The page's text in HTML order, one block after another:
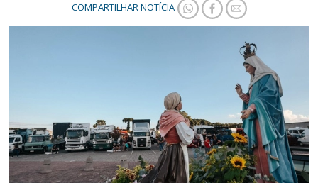
COMPARTILHAR NOTÍCIA